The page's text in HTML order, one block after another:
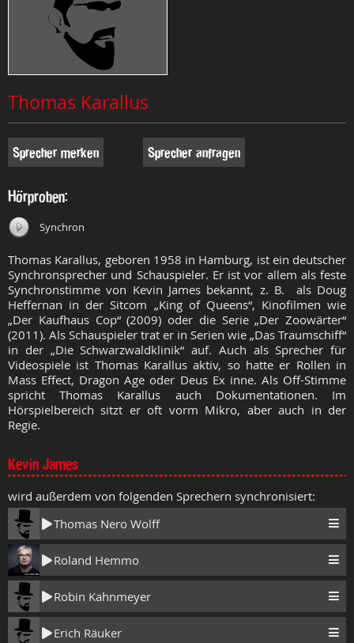
Thomas Karallus
Sprecher merken Sprecher anfragen
Hörproben:
Synchron
Thomas Karallus, geboren 1958 in Hamburg, ist ein deutscher
Synchronsprecher und Schauspieler. Er ist vor allem als feste
Synchronstimme von Kevin James bekannt, z. B. als Doug
Heffernan in der Sitcom „King of Queens“, Kinofilmen wie
„Der Kaufhaus Cop“ (2009) oder die Serie „Der Zoowärter“
(2011). Als Schauspieler trat er in Serien wie „Das Traumschiff“
in der „Die Schwarzwaldklinik“ auf. Auch als Sprecher für
Videospiele ist Thomas Karallus aktiv, so hatte er Rollen in
Mass Effect, Dragon Age oder Deus Ex inne. Als Off-Stimme
spricht Thomas Karallus auch Dokumentationen. Im
Hörspielbereich sitzt er oft vorm Mikro, aber auch in der
Regie.
Kevin James
wird außerdem von folgenden Sprechern synchronisiert:
Thomas Nero Wolff
Roland Hemmo
Robin Kahnmeyer
Erich Räuker